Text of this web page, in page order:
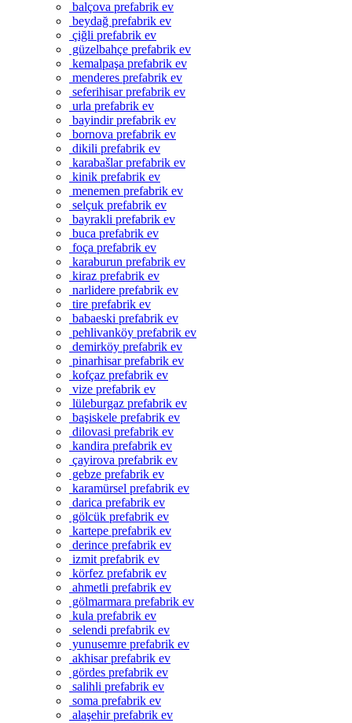
balçova prefabrik ev
beydağ prefabrik ev
çiğli prefabrik ev
güzelbahçe prefabrik ev
kemalpaşa prefabrik ev
menderes prefabrik ev
seferihisar prefabrik ev
urla prefabrik ev
bayindir prefabrik ev
bornova prefabrik ev
dikili prefabrik ev
karabašlar prefabrik ev
kinik prefabrik ev
menemen prefabrik ev
selçuk prefabrik ev
bayrakli prefabrik ev
buca prefabrik ev
foça prefabrik ev
karaburun prefabrik ev
kiraz prefabrik ev
narlidere prefabrik ev
tire prefabrik ev
babaeski prefabrik ev
pehlivanköy prefabrik ev
demirköy prefabrik ev
pinarhisar prefabrik ev
kofçaz prefabrik ev
vize prefabrik ev
lüleburgaz prefabrik ev
başiskele prefabrik ev
dilovasi prefabrik ev
kandira prefabrik ev
çayirova prefabrik ev
gebze prefabrik ev
karamürsel prefabrik ev
darica prefabrik ev
gölcük prefabrik ev
kartepe prefabrik ev
derince prefabrik ev
izmit prefabrik ev
körfez prefabrik ev
ahmetli prefabrik ev
gölmarmara prefabrik ev
kula prefabrik ev
selendi prefabrik ev
yunusemre prefabrik ev
akhisar prefabrik ev
gördes prefabrik ev
salihli prefabrik ev
soma prefabrik ev
alaşehir prefabrik ev